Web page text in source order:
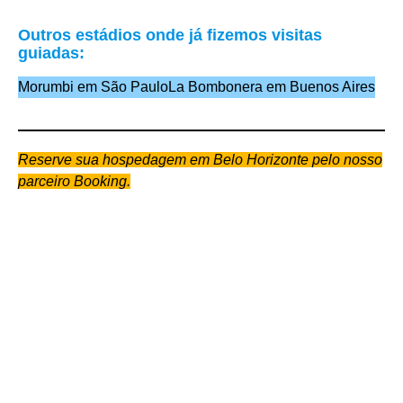
Outros estádios onde já fizemos visitas
guiadas:
Morumbi em São PauloLa Bombonera em Buenos Aires
Reserve sua hospedagem em Belo Horizonte pelo nosso
parceiro Booking.